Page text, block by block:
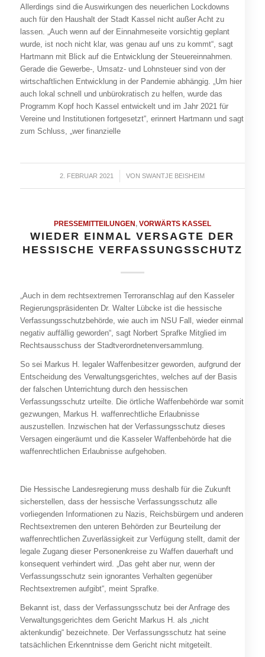
Allerdings sind die Auswirkungen des neuerlichen Lockdowns
auch für den Haushalt der Stadt Kassel nicht außer Acht zu
lassen. „Auch wenn auf der Einnahmeseite vorsichtig geplant
wurde, ist noch nicht klar, was genau auf uns zu kommt“, sagt
Hartmann mit Blick auf die Entwicklung der Steuereinnahmen.
Gerade die Gewerbe-, Umsatz- und Lohnsteuer sind von der
wirtschaftlichen Entwicklung in der Pandemie abhängig. „Um hier
auch lokal schnell und unbürokratisch zu helfen, wurde das
Programm Kopf hoch Kassel entwickelt und im Jahr 2021 für
Vereine und Institutionen fortgesetzt“, erinnert Hartmann und sagt
zum Schluss, „wer finanzielle
2. FEBRUAR 2021
/ VONSWANTJE BEISHEIM
PRESSEMITTEILUNGEN, VORWÄRTS KASSEL
WIEDER EINMAL VERSAGTE DER
HESSISCHE VERFASSUNGSSCHUTZ
„Auch in dem rechtsextremen Terroranschlag auf den Kasseler
Regierungspräsidenten Dr. Walter Lübcke ist die hessische
Verfassungsschutzbehörde, wie auch im NSU Fall, wieder einmal
negativ auffällig geworden“, sagt Norbert Sprafke Mitglied im
Rechtsausschuss der Stadtverordnetenversammlung.
So sei Markus H. legaler Waffenbesitzer geworden, aufgrund der
Entscheidung des Verwaltungsgerichtes, welches auf der Basis
der falschen Unterrichtung durch den hessischen
Verfassungsschutz urteilte. Die örtliche Waffenbehörde war somit
gezwungen, Markus H. waffenrechtliche Erlaubnisse
auszustellen. Inzwischen hat der Verfassungsschutz dieses
Versagen eingeräumt und die Kasseler Waffenbehörde hat die
waffenrechtlichen Erlaubnisse aufgehoben.
Die Hessische Landesregierung muss deshalb für die Zukunft
sicherstellen, dass der hessische Verfassungsschutz alle
vorliegenden Informationen zu Nazis, Reichsbürgern und anderen
Rechtsextremen den unteren Behörden zur Beurteilung der
waffenrechtlichen Zuverlässigkeit zur Verfügung stellt, damit der
legale Zugang dieser Personenkreise zu Waffen dauerhaft und
konsequent verhindert wird. „Das geht aber nur, wenn der
Verfassungsschutz sein ignorantes Verhalten gegenüber
Rechtsextremen aufgibt“, meint Sprafke.
Bekannt ist, dass der Verfassungsschutz bei der Anfrage des
Verwaltungsgerichtes dem Gericht Markus H. als „nicht
aktenkundig“ bezeichnete. Der Verfassungsschutz hat seine
tatsächlichen Erkenntnisse dem Gericht nicht mitgeteilt.